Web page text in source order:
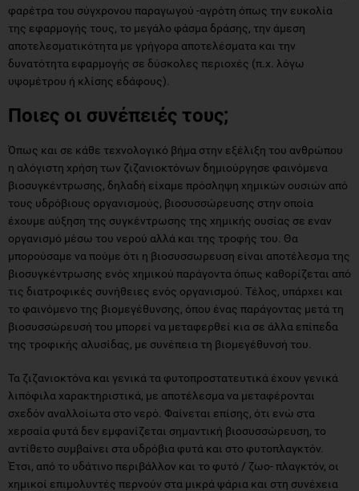
φαρέτρα του σύγχρονου παραγωγού -αγρότη όπως την ευκολία
της εφαρμογής τους, το μεγάλο φάσμα δράσης, την άμεση
αποτελεσματικότητα με γρήγορα αποτελέσματα και την
δυνατότητα εφαρμογής σε δύσκολες περιοχές (π.χ. λόγω
υψομέτρου ή κλίσης εδάφους).
Ποιες οι συνέπειές τους;
Όπως και σε κάθε τεχνολογικό βήμα στην εξέλιξη του ανθρώπου
η αλόγιστη χρήση των ζιζανιοκτόνων δημιούργησε φαινόμενα
βιοσυγκέντρωσης, δηλαδή είχαμε πρόσληψη χημικών ουσιών από
τους υδρόβιους οργανισμούς, βιοσυσσώρευσης στην οποία
έχουμε αύξηση της συγκέντρωσης της χημικής ουσίας σε εναν
οργανισμό μέσω του νερού αλλά και της τροφής του. Θα
μπορούσαμε να πούμε ότι η βιοσυσσωρευση είναι αποτέλεσμα της
βιοσυγκέντρωσης ενός χημικού παράγοντα όπως καθορίζεται από
τις διατροφικές συνήθειες ενός οργανισμού. Τέλος, υπάρχει και
το φαινόμενο της βιομεγέθυνσης, όπου ένας παράγοντας μετά τη
βιοσυσσώρευσή του μπορεί να μεταφερθεί κια σε άλλα επίπεδα
της τροφικής αλυσίδας, με συνέπεια τη βιομεγέθυνσή του.
Τα ζιζανιοκτόνα και γενικά τα φυτοπροστατευτικά έχουν γενικά
λιπόφιλα χαρακτηριστικά, με αποτέλεσμα να μεταφέρονται
σχεδόν αναλλοίωτα στο νερό. Φαίνεται επίσης, ότι ενώ στα
χερσαία φυτά δεν εμφανίζεται σημαντική βιοσυσσώρευση, το
αντίθετο συμβαίνει στα υδρόβια φυτά και στο φυτοπλαγκτόν.
Έτσι, από το υδάτινο περιβάλλον και το φυτό / ζωο- πλαγκτόν, οι
χημικοί επιμολυντές περνούν στα μικρά ψάρια και στη συνέχεια